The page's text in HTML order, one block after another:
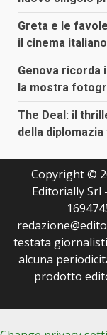
Greta e le
il cinema
Genova ricorda
la mostra
The Deal: il
della diplomazia
Copyright ©
Editorially Srl
testata
alcuna
prodotto